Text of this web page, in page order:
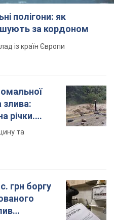
полігони: як
за кордоном
із країн Європи
річки.
та
грн боргу